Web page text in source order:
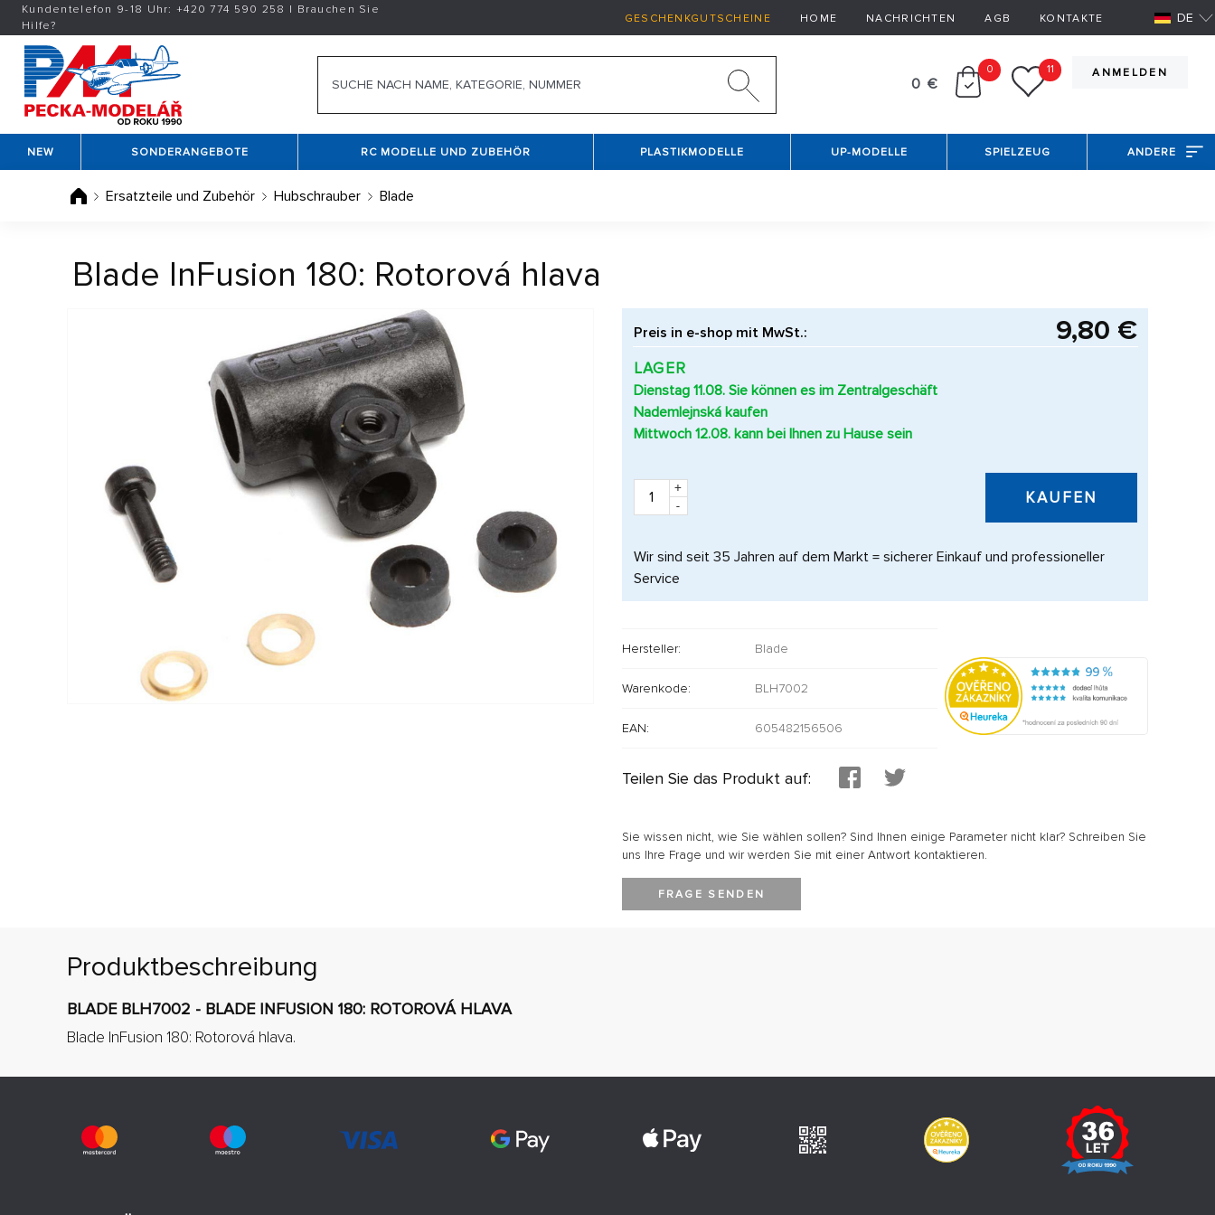
Kundentelefon 9-18 Uhr: +420774 590 258 | Brauchen Sie
Hilfe?
GESCHENKGUTSCHEINE HOME NACHRICHTEN AGB KONTAKTE DE
ANMELDEN
0 €
0 11
NEW SONDERANGEBOTE RC MODELLE UND ZUBEHÖR PLASTIKMODELLE UP-MODELLE SPIELZEUG ANDERE
Ersatzteile und Zubehör Hubschrauber Blade
Blade InFusion 180: Rotorová hlava
Preis in e-shop mit MwSt.: 9,80 €
LAGER
Dienstag 11.08. Sie können es im Zentralgeschäft
Nademlejnská kaufen
Mittwoch 12.08. kann bei Ihnen zu Hause sein
+
-
KAUFEN
Wir sind seit 35 Jahren auf dem Markt = sicherer Einkauf und professioneller
Service
Hersteller: Blade
Warenkode: BLH7002
EAN: 605482156506
Teilen Sie das Produkt auf:
Sie wissen nicht, wie Sie wählen sollen? Sind Ihnen einige Parameter nicht klar? Schreiben Sie
uns Ihre Frage und wir werden Sie mit einer Antwort kontaktieren.
FRAGE SENDEN
Produktbeschreibung
BLADE BLH7002 - BLADE INFUSION 180: ROTOROVÁ HLAVA
Blade InFusion 180: Rotorová hlava.